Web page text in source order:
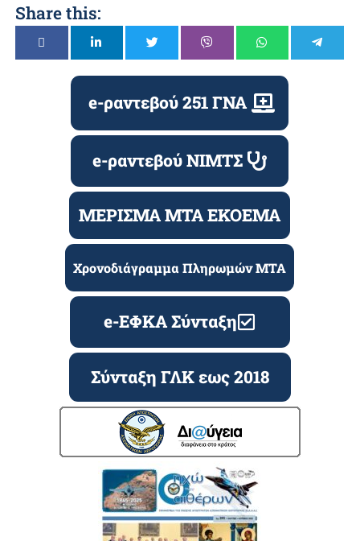
Share this:
e-ραντεβού 251 ΓΝΑ
e-ραντεβού ΝΙΜΤΣ
ΜΕΡΙΣΜΑ ΜΤΑ ΕΚΟΕΜΑ
Χρονοδιάγραμμα Πληρωμών ΜΤΑ
e-ΕΦΚΑ Σύνταξη
Σύνταξη ΓΛΚ εως 2018